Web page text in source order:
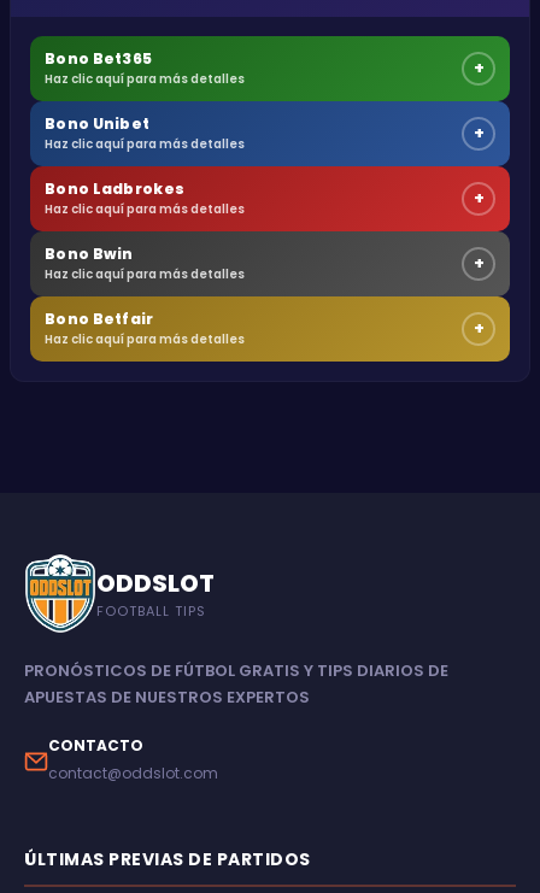
Bono Bet365
Haz clic aquí para más detalles +
Bono Unibet
Haz clic aquí para más detalles +
Bono Ladbrokes
Haz clic aquí para más detalles +
Bono Bwin
Haz clic aquí para más detalles +
Bono Betfair
Haz clic aquí para más detalles +
ODDSLOT
FOOTBALL TIPS
PRONÓSTICOS DE FÚTBOL GRATIS Y TIPS DIARIOS DE
APUESTAS DE NUESTROS EXPERTOS
CONTACTO
contact@oddslot.com
ÚLTIMAS PREVIAS DE PARTIDOS